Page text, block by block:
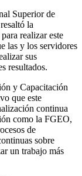
Superior de
la
realizar este
las y los servidores
sus
resultados.
y Capacitación
que este
continua
como la FGEO,
de
sobre
un trabajo más